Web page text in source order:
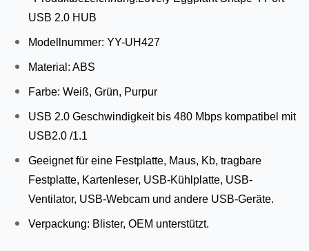
USB 2.0 HUB
Modellnummer: YY-UH427
Material: ABS
Farbe: Weiß, Grün, Purpur
USB 2.0 Geschwindigkeit bis 480 Mbps kompatibel mit
USB2.0 /1.1
Geeignet für eine Festplatte, Maus, Kb, tragbare
Festplatte, Kartenleser, USB-Kühlplatte, USB-
Ventilator, USB-Webcam und andere USB-Geräte.
Verpackung: Blister, OEM unterstützt.